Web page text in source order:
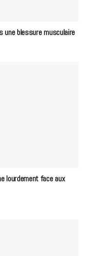
une blessure musculaire
lourdement face aux